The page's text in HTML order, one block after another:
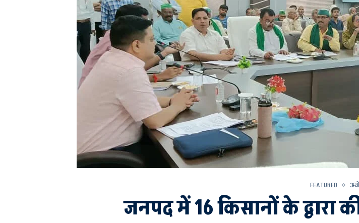
FEATURED
जनपद में 16 किसानों के द्वारा